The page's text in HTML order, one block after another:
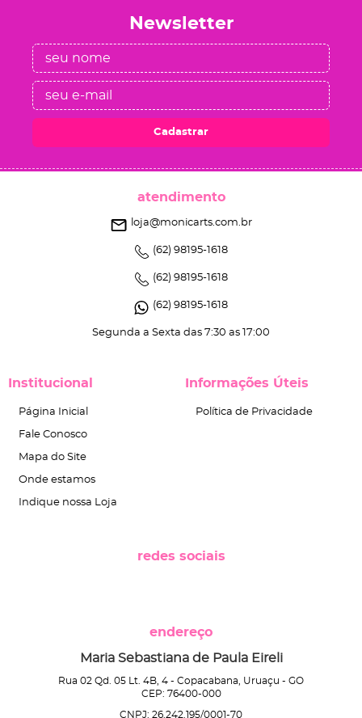
Newsletter
Cadastrar
atendimento
(62) 98195-1618
(62) 98195-1618
(62) 98195-1618
Segunda a Sexta das 7:30 as 17:00
loja@monicarts.com.br
Institucional
Página Inicial
Fale Conosco
Mapa do Site
Onde estamos
Indique nossa Loja
Informações Úteis
Política de Privacidade
redes sociais
endereço
Maria Sebastiana de Paula Eireli
Rua 02 Qd. 05 Lt. 4B, 4 - Copacabana, Uruaçu - GO
CEP: 76400-000
CNPJ: 26.242.195/0001-70